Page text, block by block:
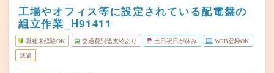
工場やオフィス等に設定されている配電盤の
組立作業_H91411
職種未経験OK 交通費別途支給あり 土日祝日が休み WEB登録OK
派遣